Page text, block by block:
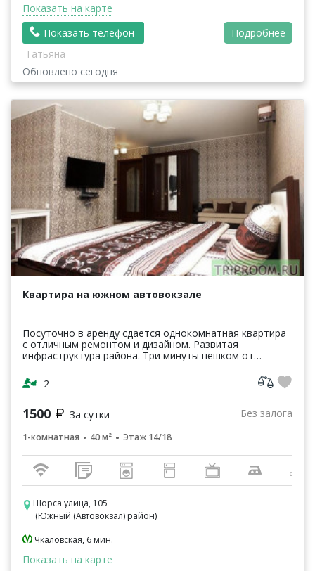
Показать на карте
Показать телефон
Подробнее
Татьяна
Обновлено сегодня
Квартира на южном автовокзале
Посуточно в аренду сдается однокомнатная квартира
с отличным ремонтом и дизайном. Развитая
инфраструктура района. Три минуты пешком от
Тихий район. Об...
2
1500 За сутки Без залога
1-комнатная 40 м² Этаж 14/18
Щорса улица, 105
(Южный (Автовокзал) район)
Чкаловская, 6 мин.
Показать на карте